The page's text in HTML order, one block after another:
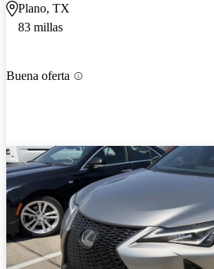
Plano, TX
83 millas
Buena oferta